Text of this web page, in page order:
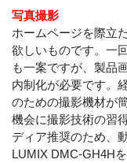
写真撮影
ホームページを際立
欲しいものです。一
も一案ですが、製品
内制化が必要です。
のための撮影機材が
機会に撮影技術の習
ディア推奨のため、
LUMIX DMC-GH4Hを